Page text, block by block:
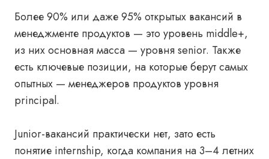
Более 90% или даже 95% открытых вакансий в
менеджменте продуктов — это уровень middle+,
из них основная масса — уровня senior. Также
есть ключевые позиции, на которые берут самых
опытных — менеджеров продуктов уровня
principal.
Junior-вакансий практически нет, зато есть
понятие internship, когда компания на 3–4 летних